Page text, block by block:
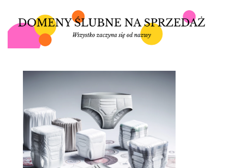
KSIĄŻKI BRIDELLE
POLECANE FIRMY
BRI GROUP
ŚLUBNE STYLE
MAGAZYNY